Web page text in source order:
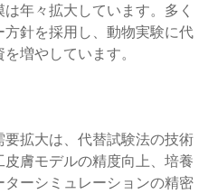
年々拡大しています。多く
針を採用し、動物実験に代
増やしています。
拡大は、代替試験法の技術
膚モデルの精度向上、培養
ーシミュレーションの精密